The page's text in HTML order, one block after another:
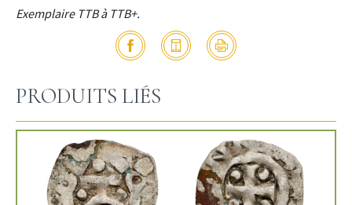
Exemplaire TTB à TTB+.
PRODUITS LIÉS